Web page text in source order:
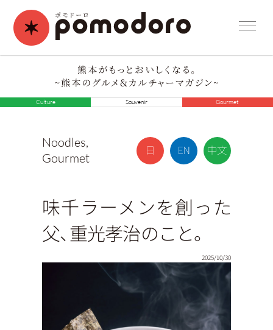
Culture Souvenir Gourmet
Noodles,
Gourmet
味千ラーメンを創った
父、重光孝治のこと。
2025/10/30